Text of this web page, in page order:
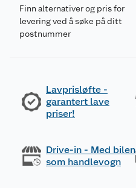
Finn alternativer og pris for
levering ved å søke på ditt
postnummer
Lavprisløfte -
garantert lave
priser!
Drive-in - Med bilen
som handlevogn